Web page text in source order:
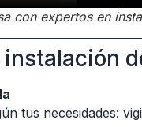
con expertos en
instalación
tus necesidades: